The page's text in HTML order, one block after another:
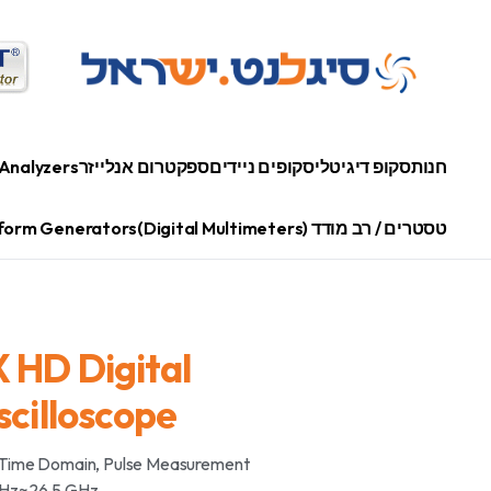
חנותסקופ דיגיטליסקופים ניידיםספקטרום אנלייזר
טסטרים / רב מודד (Digital Multimeters) Generators
HD Digital
Domain, Pulse Measurement •